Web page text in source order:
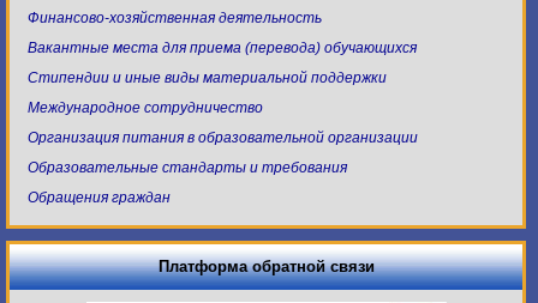
Финансово-хозяйственная деятельность
Вакантные места для приема (перевода) обучающихся
Стипендии и иные виды материальной поддержки
Международное сотрудничество
Организация питания в образовательной организации
Образовательные стандарты и требования
Обращения граждан
Платформа обратной связи